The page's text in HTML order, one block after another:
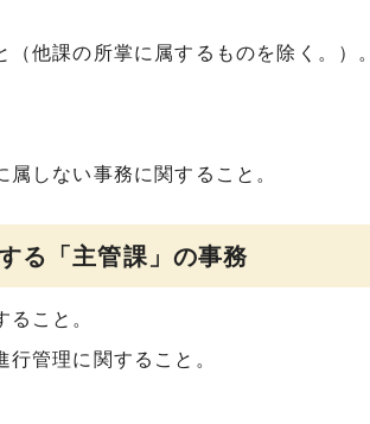
他課の所掌に属するものを除く。）。
しない事務に関すること。
る「主管課」の事務
こと。
管理に関すること。